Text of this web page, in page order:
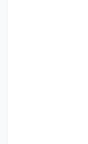
آلکالاین(قلیایی )